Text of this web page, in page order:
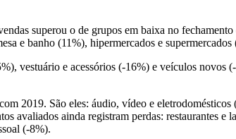
superou o de grupos em baixa no
e banho (11%), hipermercados e
vestuário e acessórios (-16%) e veículos novos
2019. São eles: áudio, vídeo e
avaliados ainda registram perdas: restaurantes
(-8%).